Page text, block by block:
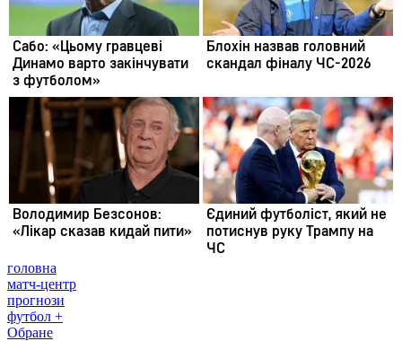
головна
матч-центр
прогнози
футбол +
Обране